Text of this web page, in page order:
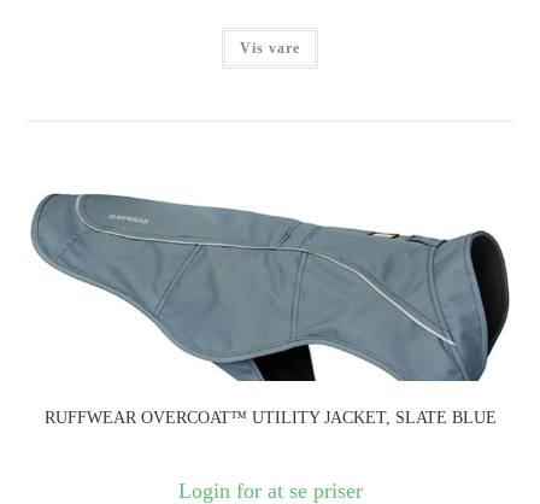
Vis vare
RUFFWEAR OVERCOAT™ UTILITY JACKET, SLATE BLUE
Login for at se priser